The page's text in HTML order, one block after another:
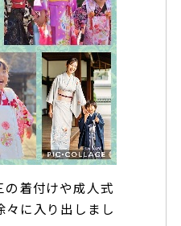
着付けや成人式
々に入り出しまし